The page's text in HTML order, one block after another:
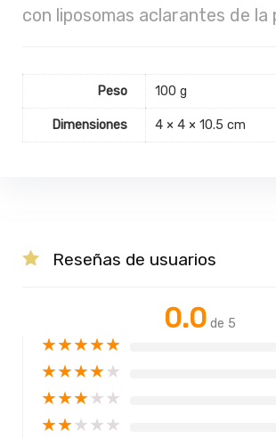
con liposomas aclarantes de la
Peso 100 g
Dimensiones 4 × 4 × 10.5 cm
Reseñas de usuarios
0.0 de 5
★★★★★
★★★★★
★★★★★
★★★★★